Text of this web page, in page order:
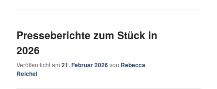
Presseberichte zum Stück in
2026
Veröffentlicht am21. Februar 2026von Rebecca
Reichel